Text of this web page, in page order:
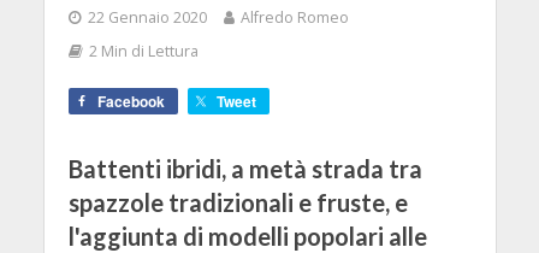
22 Gennaio 2020
Alfredo Romeo
2 Min di Lettura
Facebook Tweet
Battenti ibridi, a metà strada tra
spazzole tradizionali e fruste, e
l'aggiunta di modelli popolari alle